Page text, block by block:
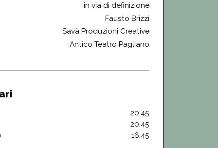
in via di definizione
Fausto Brizzi
Savà Produzioni Creative
Antico Teatro Pagliano
20:45
20:45
16:45